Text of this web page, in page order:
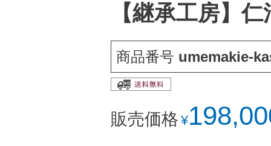
【継承工房】
商品番号 umemakie-
販売価格 ¥